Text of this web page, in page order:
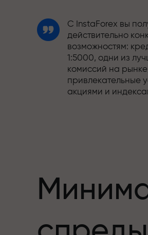
С InstaForex вы
действительно
возможностям:
1:5000, одни из
комиссий на
привлекательные
акциями и
предложениями
Лопрайс